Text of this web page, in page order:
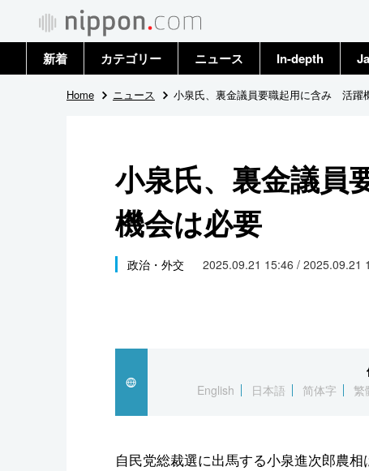
新着 カテゴリー
政治・外交
国際
社会
文化
スポーツ・東京2020
ニュース
トップ
In-depth
Home ニュース 小泉氏、裏金議員要職起用に含み 活躍
小泉氏、裏金議
機会は必要
政治・外交 2025.09.21 15:46 / 2025.09.21
English
日本語 简体字 繁
自民党総裁選に出馬する小泉進次郎農